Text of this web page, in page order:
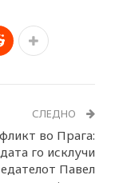
СЛЕДНО
во Прага:
го исклучи
Павел